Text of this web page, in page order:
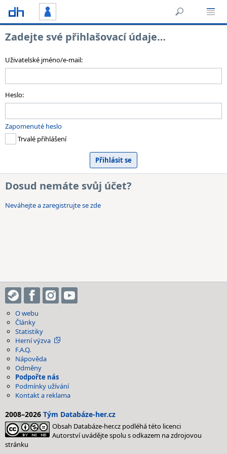
Zadejte své přihlašovací údaje…
Uživatelské jméno/e-mail:
Heslo:
Zapomenuté heslo
Trvalé přihlášení
Dosud nemáte svůj účet?
Neváhejte a zaregistrujte se zde
O webu
Články
Statistiky
Herní výzva
F.A.Q.
Nápověda
Odměny
Podpořte nás
Podmínky užívání
Kontakt a reklama
2008–2026 Tým Databáze-her.cz
Obsah Databáze-her.cz podléhá této licenci
Autorství uvádějte spolu s odkazem na zdrojovou
stránku